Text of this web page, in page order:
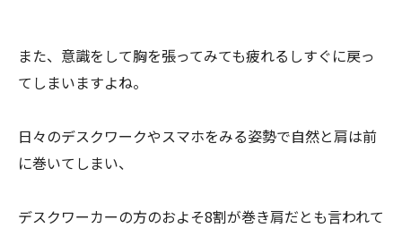
また、意識をして胸を張ってみても疲れるしすぐに戻っ
てしまいますよね。
日々のデスクワークやスマホをみる姿勢で自然と肩は前
に巻いてしまい、
デスクワーカーの方のおよそ8割が巻き肩だとも言われて